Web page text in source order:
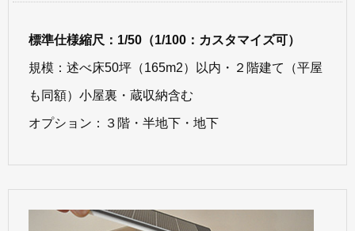
標準仕様縮尺：1/50（1/100：カスタマイズ可）
規模：述べ床50坪（165m2）以内・２階建て（平屋
も同額）小屋裏・蔵収納含む
オプション：３階・半地下・地下